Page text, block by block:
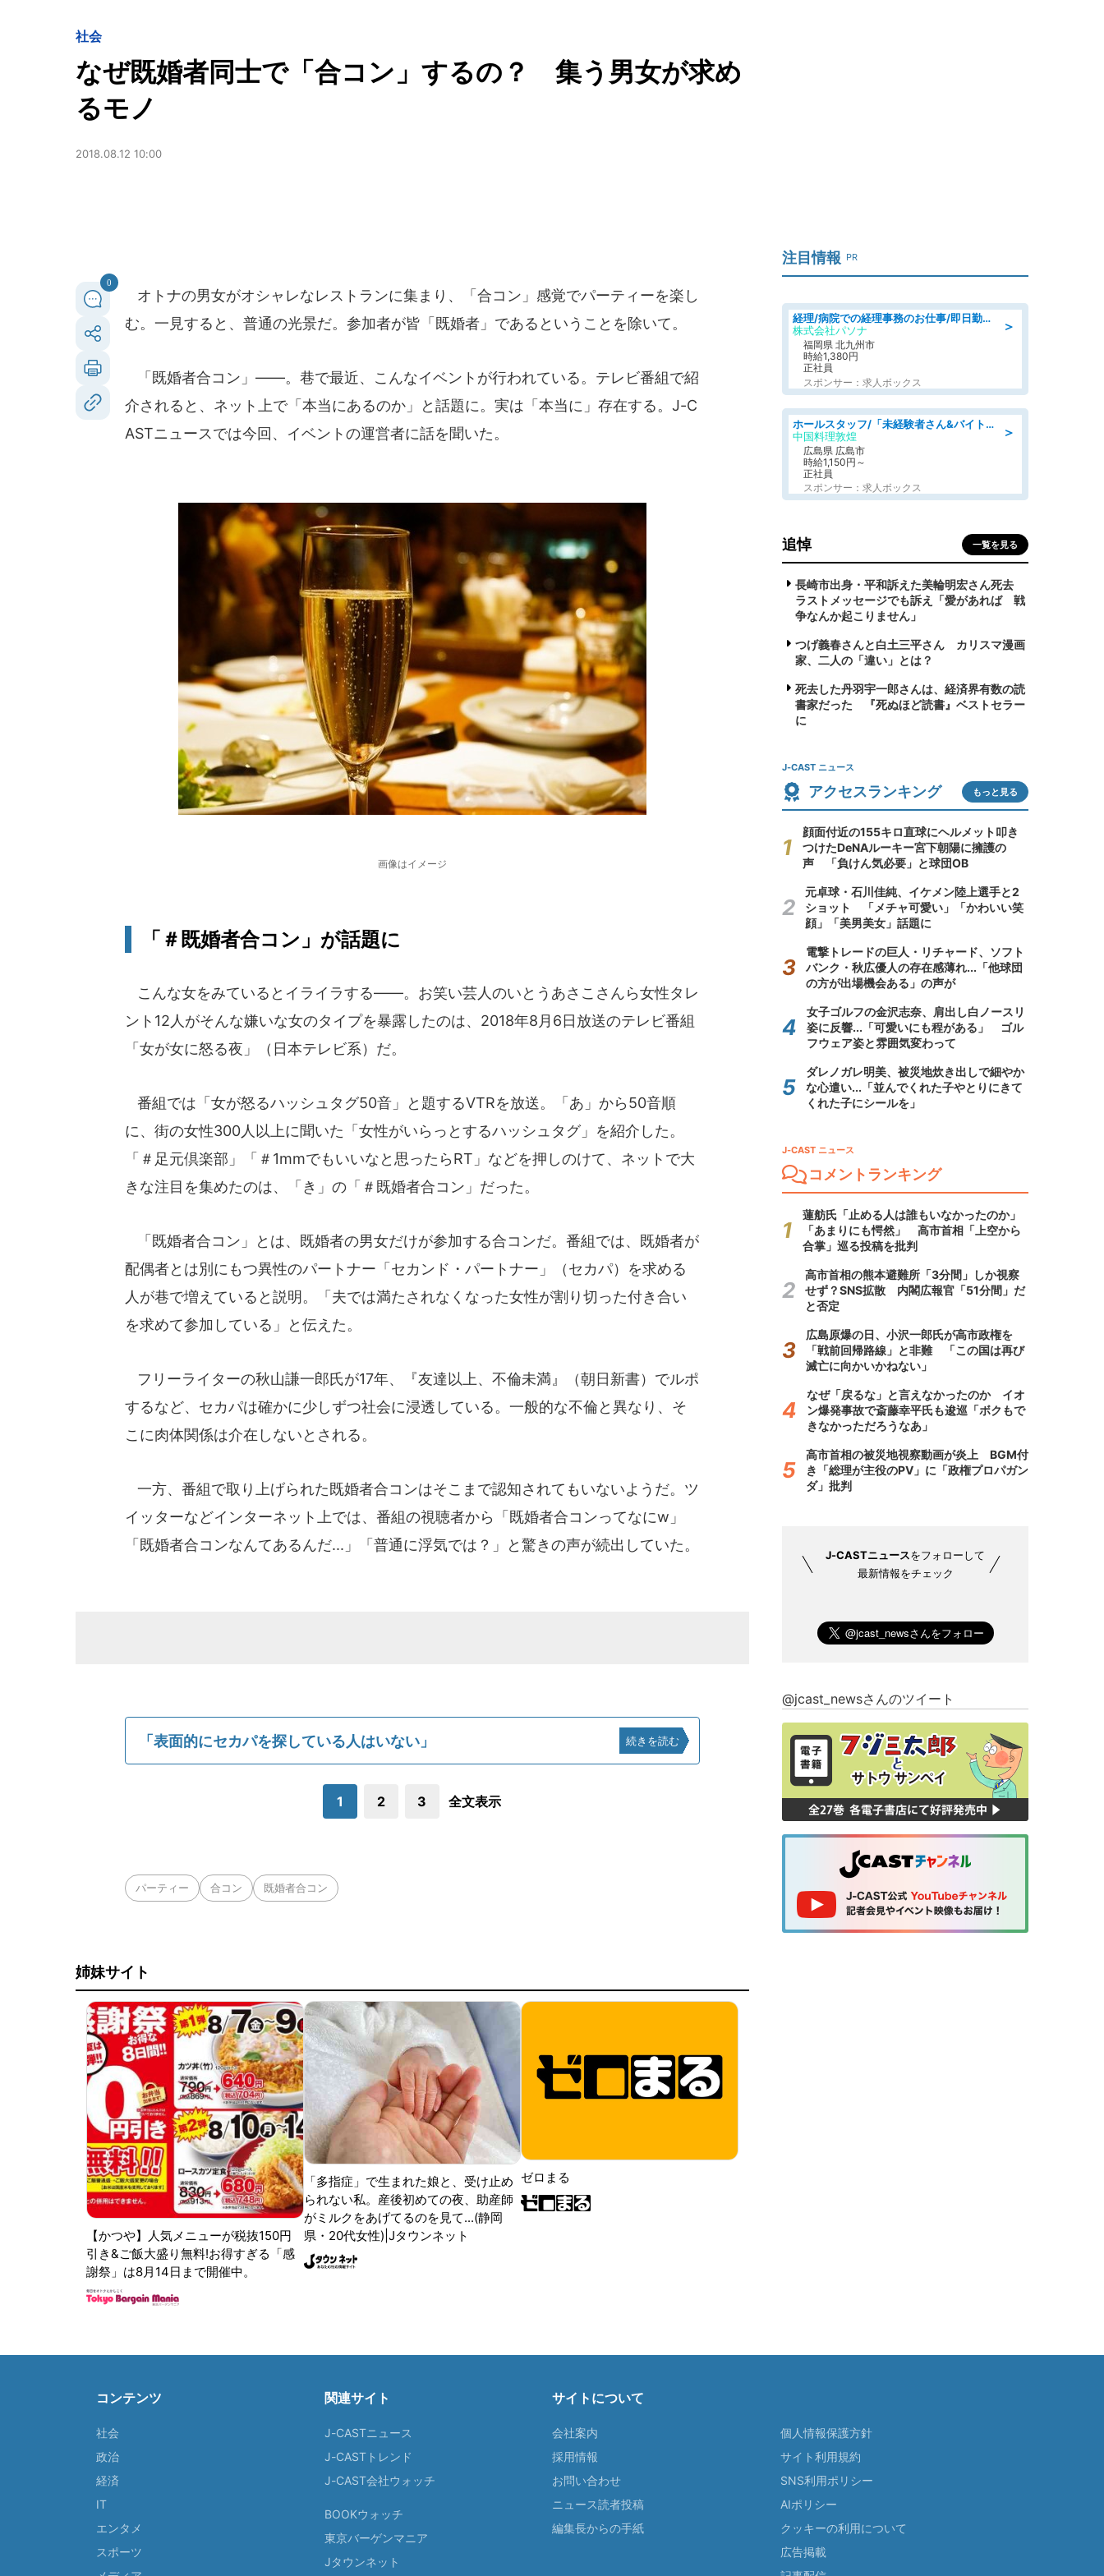
社会
なぜ既婚者同士で「合コン」するの？ 集う男女が求め
るモノ
2018.08.12 10:00
0
オトナの男女がオシャレなレストランに集まり、「合コン」感覚でパーティーを楽し
む。一見すると、普通の光景だ。参加者が皆「既婚者」であるということを除いて。
「既婚者合コン」――。巷で最近、こんなイベントが行われている。テレビ番組で紹
介されると、ネット上で「本当にあるのか」と話題に。実は「本当に」存在する。J-C
ASTニュースでは今回、イベントの運営者に話を聞いた。
画像はイメージ
「＃既婚者合コン」が話題に
こんな女をみているとイライラする――。お笑い芸人のいとうあさこさんら女性タレ
ント12人がそんな嫌いな女のタイプを暴露したのは、2018年8月6日放送のテレビ番組
「女が女に怒る夜」（日本テレビ系）だ。
番組では「女が怒るハッシュタグ50音」と題するVTRを放送。「あ」から50音順
に、街の女性300人以上に聞いた「女性がいらっとするハッシュタグ」を紹介した。
「＃足元倶楽部」「＃1mmでもいいなと思ったらRT」などを押しのけて、ネットで大
きな注目を集めたのは、「き」の「＃既婚者合コン」だった。
「既婚者合コン」とは、既婚者の男女だけが参加する合コンだ。番組では、既婚者が
配偶者とは別にもつ異性のパートナー「セカンド・パートナー」（セカパ）を求める
人が巷で増えていると説明。「夫では満たされなくなった女性が割り切った付き合い
を求めて参加している」と伝えた。
フリーライターの秋山謙一郎氏が17年、『友達以上、不倫未満』（朝日新書）でルポ
するなど、セカパは確かに少しずつ社会に浸透している。一般的な不倫と異なり、そ
こに肉体関係は介在しないとされる。
一方、番組で取り上げられた既婚者合コンはそこまで認知されてもいないようだ。ツ
イッターなどインターネット上では、番組の視聴者から「既婚者合コンってなにw」
「既婚者合コンなんてあるんだ...」「普通に浮気では？」と驚きの声が続出していた。
「表面的にセカパを探している人はいない」 続きを読む
1 2 3 全文表示
パーティー 合コン 既婚者合コン
姉妹サイト
【かつや】人気メニューが税抜150円
引き&ご飯大盛り無料!お得すぎる「感
謝祭」は8月14日まで開催中。
「多指症」で生まれた娘と、受け止め
られない私。産後初めての夜、助産師
がミルクをあげてるのを見て...(静岡
県・20代女性)|Jタウンネット
ゼロまる
注目情報 PR
＞
経理/病院での経理事務のお仕事/即日勤務可/車通勤可/経理/一般事務
株式会社パソナ
福岡県 北九州市
時給1,380円
正社員
スポンサー：求人ボックス
＞
ホールスタッフ/「未経験者さん&バイトデビューも大歓迎」残業ほぼなし×1日3時間〜勤務OK!フォロー体制も充実/広島県/広島市南区
中国料理敦煌
広島県 広島市
時給1,150円～
正社員
スポンサー：求人ボックス
追悼 一覧を見る
長崎市出身・平和訴えた美輪明宏さん死去
ラストメッセージでも訴え「愛があれば 戦
争なんか起こりません」
つげ義春さんと白土三平さん カリスマ漫画
家、二人の「違い」とは？
死去した丹羽宇一郎さんは、経済界有数の読
書家だった 『死ぬほど読書』ベストセラー
に
J-CAST ニュース
アクセスランキング もっと見る
顔面付近の155キロ直球にヘルメット叩き
つけたDeNAルーキー宮下朝陽に擁護の
声 「負けん気必要」と球団OB
元卓球・石川佳純、イケメン陸上選手と2
ショット 「メチャ可愛い」「かわいい笑
顔」「美男美女」話題に
電撃トレードの巨人・リチャード、ソフト
バンク・秋広優人の存在感薄れ...「他球団
の方が出場機会ある」の声が
女子ゴルフの金沢志奈、肩出し白ノースリ
姿に反響...「可愛いにも程がある」 ゴル
フウェア姿と雰囲気変わって
ダレノガレ明美、被災地炊き出しで細やか
な心遣い...「並んでくれた子やとりにきて
くれた子にシールを」
J-CAST ニュース
コメントランキング
蓮舫氏「止める人は誰もいなかったのか」
「あまりにも愕然」 高市首相「上空から
合掌」巡る投稿を批判
高市首相の熊本避難所「3分間」しか視察
せず？SNS拡散 内閣広報官「51分間」だ
と否定
広島原爆の日、小沢一郎氏が高市政権を
「戦前回帰路線」と非難 「この国は再び
滅亡に向かいかねない」
なぜ「戻るな」と言えなかったのか イオ
ン爆発事故で斎藤幸平氏も逡巡「ボクもで
きなかっただろうなあ」
高市首相の被災地視察動画が炎上 BGM付
き「総理が主役のPV」に「政権プロパガン
ダ」批判
J-CASTニュースをフォローして
最新情報をチェック
@jcast_newsさんのツイート
コンテンツ
社会
政治
経済
IT
エンタメ
スポーツ
関連サイト
J-CASTニュース
J-CASTトレンド
J-CAST会社ウォッチ
BOOKウォッチ
東京バーゲンマニア
Jタウンネット
サイトについて
会社案内
採用情報
お問い合わせ
ニュース読者投稿
編集長からの手紙
個人情報保護方針
サイト利用規約
SNS利用ポリシー
AIポリシー
クッキーの利用について
広告掲載